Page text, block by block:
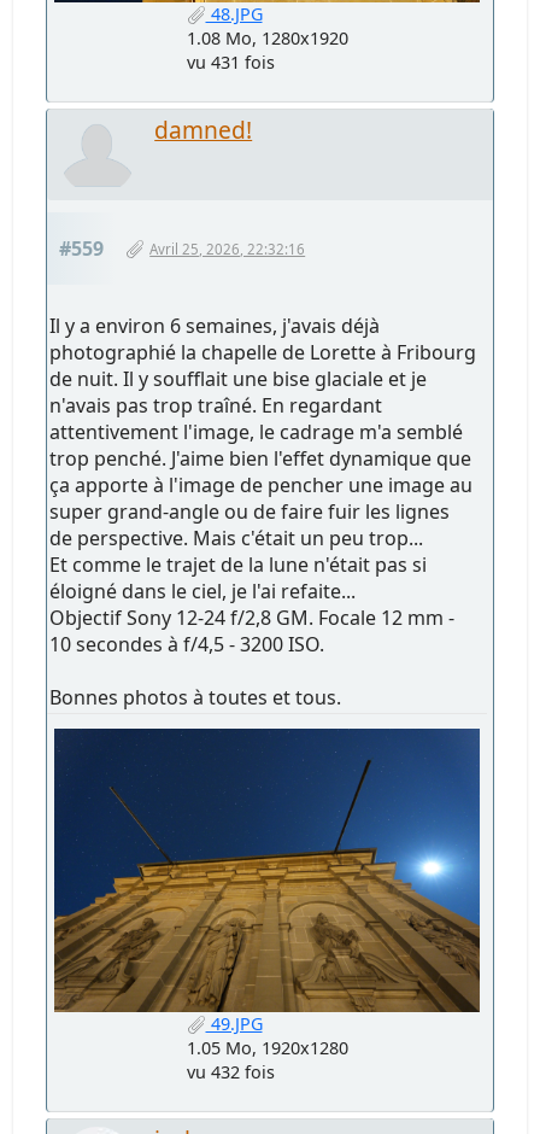
48.JPG
1.08 Mo, 1280x1920
vu 431 fois
damned!
#559 Avril 25, 2026, 22:32:16
Il y a environ 6 semaines, j'avais déjà
photographié la chapelle de Lorette à Fribourg
de nuit. Il y soufflait une bise glaciale et je
n'avais pas trop traîné. En regardant
attentivement l'image, le cadrage m'a semblé
trop penché. J'aime bien l'effet dynamique que
ça apporte à l'image de pencher une image au
super grand-angle ou de faire fuir les lignes
de perspective. Mais c'était un peu trop...
Et comme le trajet de la lune n'était pas si
éloigné dans le ciel, je l'ai refaite...
Objectif Sony 12-24 f/2,8 GM. Focale 12 mm -
10 secondes à f/4,5 - 3200 ISO.
Bonnes photos à toutes et tous.
49.JPG
1.05 Mo, 1920x1280
vu 432 fois